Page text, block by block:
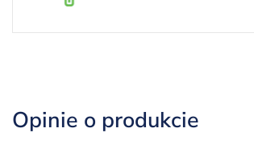
Opinie o produkcie